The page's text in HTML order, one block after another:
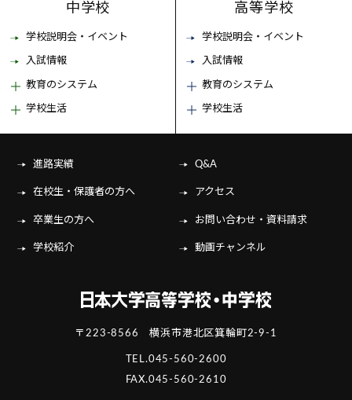
中学校
学校説明会・イベント
入試情報
教育のシステム
学校生活
高等学校
学校説明会・イベント
入試情報
教育のシステム
学校生活
進路実績
在校生・保護者の方へ
卒業生の方へ
学校紹介
Q&A
アクセス
お問い合わせ・資料請求
動画チャンネル
〒223-8566 横浜市港北区箕輪町2-9-1
TEL.045-560-2600
FAX.045-560-2610